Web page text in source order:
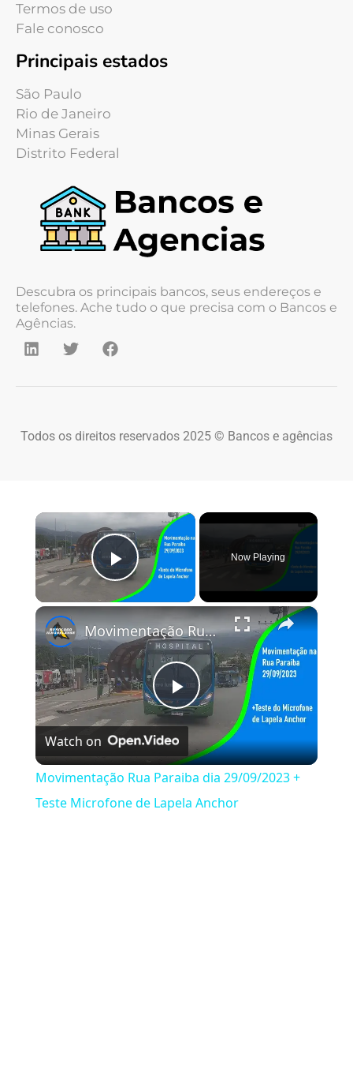
Termos de uso
Fale conosco
Principais estados
São Paulo
Rio de Janeiro
Minas Gerais
Distrito Federal
Descubra os principais bancos, seus endereços e
telefones. Ache tudo o que precisa com o Bancos e
Agências.
Todos os direitos reservados 2025 © Bancos e agências
×
Play Video
Now Playing
×
Play Video
Movimentação Rua Paraiba dia 29/09/2023 + Teste Microfone de Lapela Anchor
Watch on
Movimentação Rua Paraiba dia 29/09/2023 +
Teste Microfone de Lapela Anchor